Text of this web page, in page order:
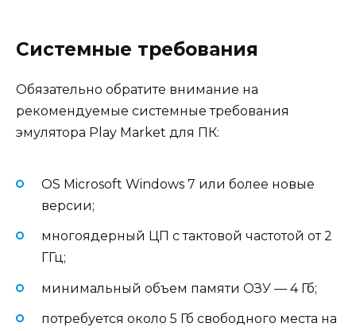
Системные требования
Обязательно обратите внимание на
рекомендуемые системные требования
эмулятора Play Market для ПК:
OS Microsoft Windows 7 или более новые
версии;
многоядерный ЦП с тактовой частотой от 2
ГГц;
минимальный объем памяти ОЗУ — 4 Гб;
потребуется около 5 Гб свободного места на